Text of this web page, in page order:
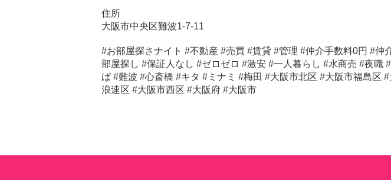
住所
大阪市中央区難波1-7-11
#お部屋探さナイト #不動産 #売買 #賃貸 #管理 #仲介手数料0円 #仲
部屋探し #保証人なし #ゼロゼロ #激安 #一人暮らし #水商売 #夜職
ば #難波 #心斎橋 #キタ #ミナミ #梅田 #大阪市北区 #大阪市福島区
浪速区 #大阪市西区 #大阪府 #大阪市